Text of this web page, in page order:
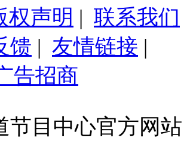
权声明 | 联系我们
馈 | 友情链接 |
告招商
节目中心官方网站